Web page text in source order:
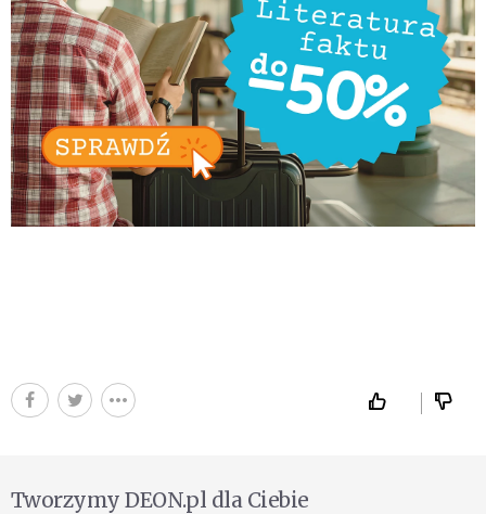
Tworzymy DEON.pl dla Ciebie